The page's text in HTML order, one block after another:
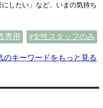
したい」など、いまの気持ち
専用 女性スタッフのみ
のキーワードをもっと見る